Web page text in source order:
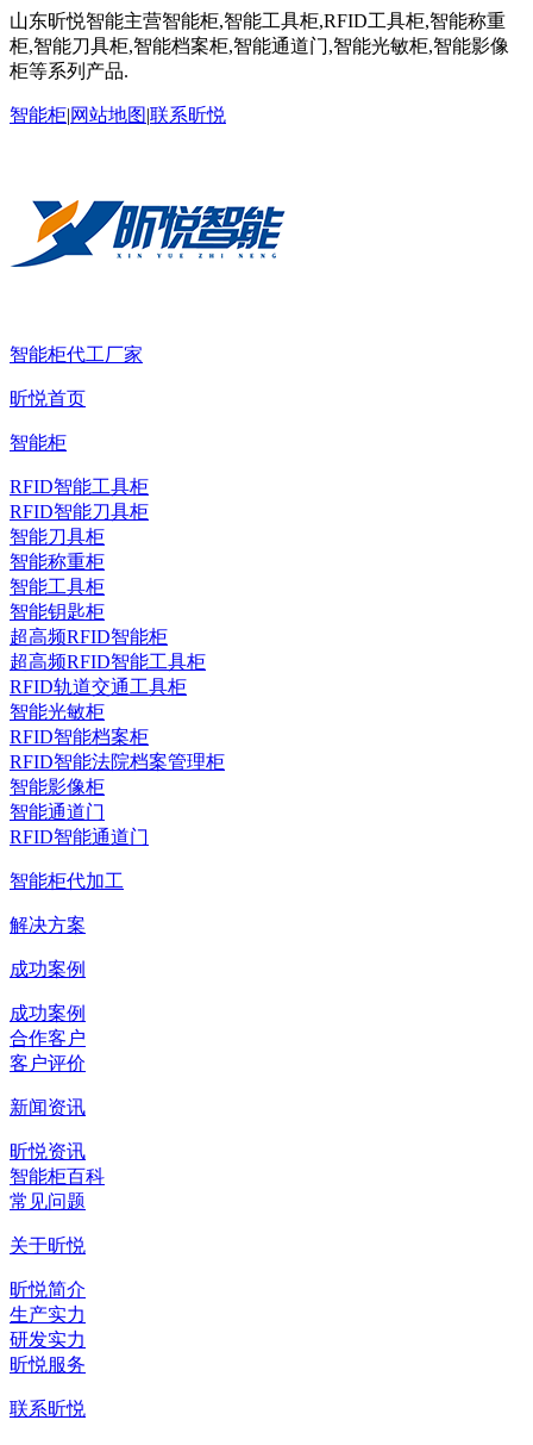
山东昕悦智能主营智能柜,智能工具柜,RFID工具柜,智能称重
柜,智能刀具柜,智能档案柜,智能通道门,智能光敏柜,智能影像
柜等系列产品.
智能柜|网站地图|联系昕悦
智能柜代工厂家
昕悦首页
智能柜
RFID智能工具柜
RFID智能刀具柜
智能刀具柜
智能称重柜
智能工具柜
智能钥匙柜
超高频RFID智能柜
超高频RFID智能工具柜
RFID轨道交通工具柜
智能光敏柜
RFID智能档案柜
RFID智能法院档案管理柜
智能影像柜
智能通道门
RFID智能通道门
智能柜代加工
解决方案
成功案例
成功案例
合作客户
客户评价
新闻资讯
昕悦资讯
智能柜百科
常见问题
关于昕悦
昕悦简介
生产实力
研发实力
昕悦服务
联系昕悦